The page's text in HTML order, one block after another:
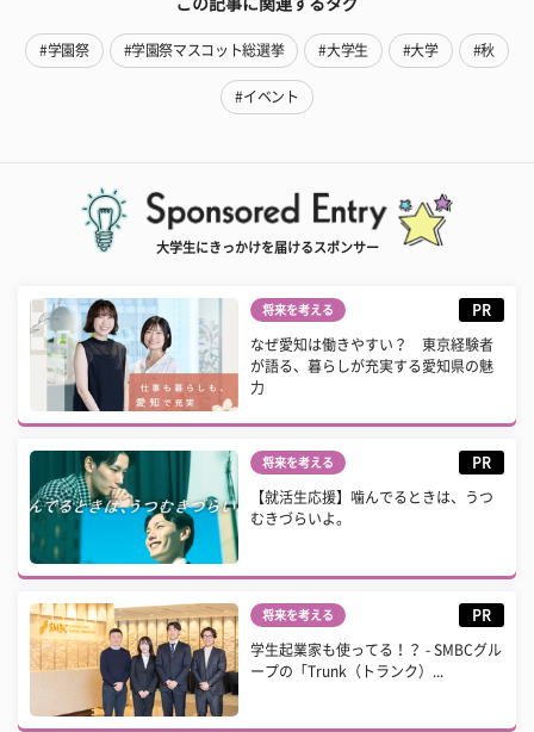
この記事に関連するタグ
#学園祭 #学園祭マスコット総選挙 #大学生 #大学 #秋
#イベント
大学生にきっかけを届けるスポンサー
将来を考える PR
なぜ愛知は働きやすい？ 東京経験者
が語る、暮らしが充実する愛知県の魅
力
将来を考える PR
【就活生応援】噛んでるときは、うつ
むきづらいよ。
将来を考える PR
学生起業家も使ってる！？ - SMBCグル
ープの「Trunk（トランク）...